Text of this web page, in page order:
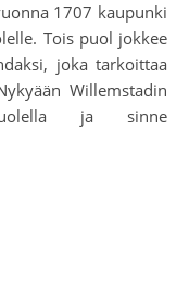
1707 kaupunki
Tois puol jokkee
joka tarkoittaa
Willemstadin
ja sinne